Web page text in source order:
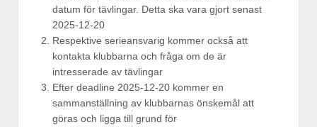
datum för tävlingar. Detta ska vara gjort senast
2025-12-20
Respektive serieansvarig kommer också att
kontakta klubbarna och fråga om de är
intresserade av tävlingar
Efter deadline 2025-12-20 kommer en
sammanställning av klubbarnas önskemål att
göras och ligga till grund för